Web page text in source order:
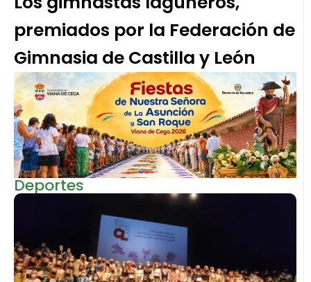
premiados por la Federación de
Gimnasia de Castilla y León
Deportes